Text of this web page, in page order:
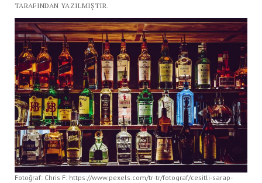
TARAFINDAN YAZILMIŞTIR.
Fotoğraf: Chris F: https://www.pexels.com/tr-tr/fotograf/cesitli-sarap-